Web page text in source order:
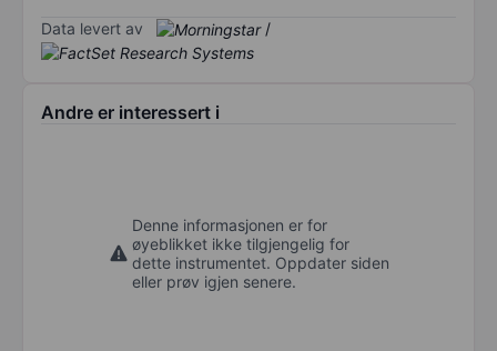
Data levert av /
Andre er interessert i
Denne informasjonen er for
øyeblikket ikke tilgjengelig for
dette instrumentet. Oppdater siden
eller prøv igjen senere.